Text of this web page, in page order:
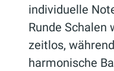
individuelle
Runde Schalen
zeitlos,
harmonische